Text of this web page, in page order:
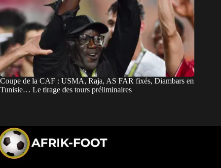
Coupe de la CAF : USMA, Raja, AS FAR fixés, Diambars en
Tunisie… Le tirage des tours préliminaires